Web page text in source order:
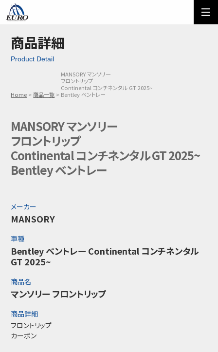
ご利用方法
メール問い合わせ
商品詳細
Product Detail
Home 商品一覧
MANSORY マンソリー
フロントリップ
Continental コンチネンタル GT 2025~
Bentley ベントレー
MANSORY マンソリー
フロントリップ
Continental コンチネンタル GT 2025~
Bentley ベントレー
メーカー
MANSORY
車種
Bentley ベントレー Continental コンチネンタル
GT 2025~
商品名
マンソリー フロントリップ
商品詳細
フロントリップ
カーボン